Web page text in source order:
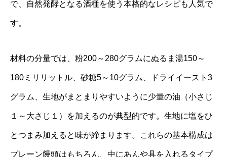
で、自然発酵となる酒種を使う本格的なレシピも人気で
す。
材料の分量では、粉200～280グラムにぬるま湯150～
180ミリリットル、砂糖5～10グラム、ドライイースト3
グラム、生地がまとまりやすいように少量の油（小さじ
１～大さじ１）を加えるのが典型的です。生地に塩をひ
とつまみ加えると味が締まります。これらの基本構成は
プレーン饅頭はもちろん、中にあんや具を入れるタイプ